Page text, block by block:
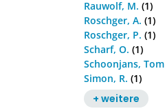
Rauwolf, M. (1)
Roschger, A. (1)
Roschger, P. (1)
Scharf, O. (1)
Schoonjans, Tom
Simon, R. (1)
+ weitere